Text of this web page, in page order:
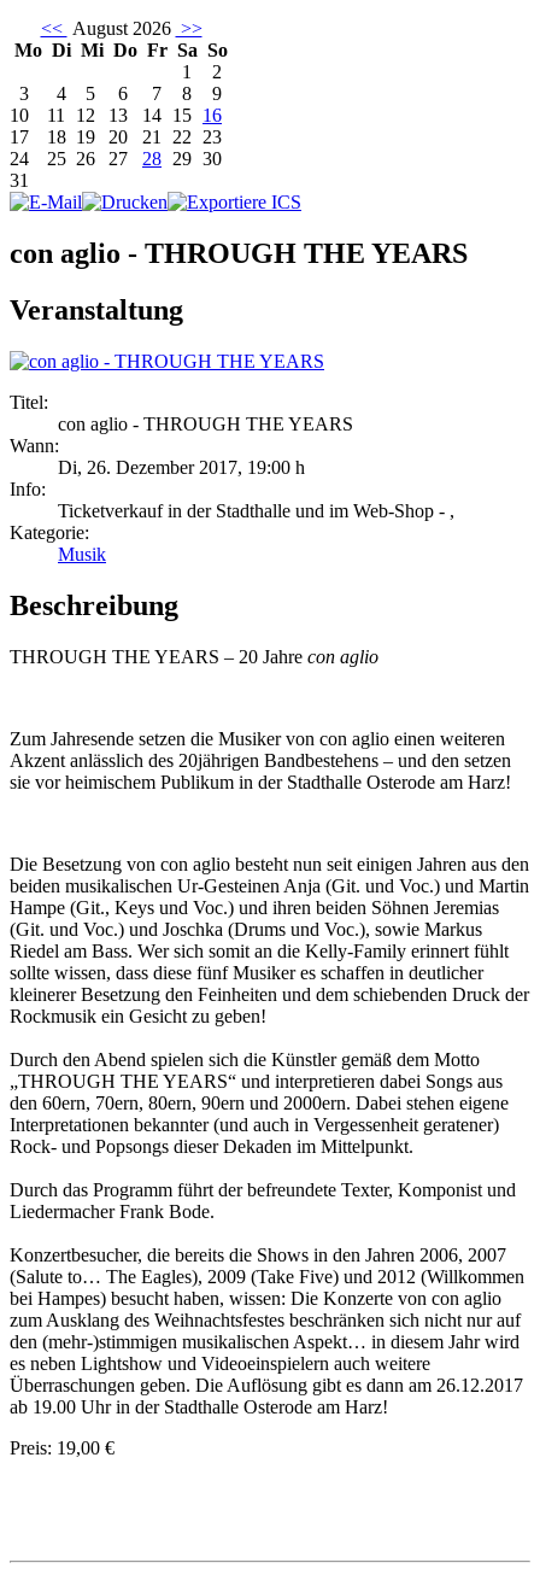
<< August 2026 >>
Mo Di Mi Do Fr Sa So
1
2
3
4 5 6 7 8
9
10
11 12 13 14 15 16
17
18 19 20 21 22 23
24
25 26 27 28 29 30
31
con aglio - THROUGH THE YEARS
Veranstaltung
Titel:
con aglio - THROUGH THE YEARS
Wann:
Di, 26. Dezember 2017, 19:00 h
Info:
Ticketverkauf in der Stadthalle und im Web-Shop - ,
Kategorie:
Musik
Beschreibung
THROUGH THE YEARS – 20 Jahre con aglio
Zum Jahresende setzen die Musiker von con aglio einen weiteren
Akzent anlässlich des 20jährigen Bandbestehens – und den setzen
sie vor heimischem Publikum in der Stadthalle Osterode am Harz!
Die Besetzung von con aglio besteht nun seit einigen Jahren aus den
beiden musikalischen Ur-Gesteinen Anja (Git. und Voc.) und Martin
Hampe (Git., Keys und Voc.) und ihren beiden Söhnen Jeremias
(Git. und Voc.) und Joschka (Drums und Voc.), sowie Markus
Riedel am Bass. Wer sich somit an die Kelly-Family erinnert fühlt
sollte wissen, dass diese fünf Musiker es schaffen in deutlicher
kleinerer Besetzung den Feinheiten und dem schiebenden Druck der
Rockmusik ein Gesicht zu geben!
Durch den Abend spielen sich die Künstler gemäß dem Motto
„THROUGH THE YEARS“ und interpretieren dabei Songs aus
den 60ern, 70ern, 80ern, 90ern und 2000ern. Dabei stehen eigene
Interpretationen bekannter (und auch in Vergessenheit geratener)
Rock- und Popsongs dieser Dekaden im Mittelpunkt.
Durch das Programm führt der befreundete Texter, Komponist und
Liedermacher Frank Bode.
Konzertbesucher, die bereits die Shows in den Jahren 2006, 2007
(Salute to… The Eagles), 2009 (Take Five) und 2012 (Willkommen
bei Hampes) besucht haben, wissen: Die Konzerte von con aglio
zum Ausklang des Weihnachtsfestes beschränken sich nicht nur auf
den (mehr-)stimmigen musikalischen Aspekt… in diesem Jahr wird
es neben Lightshow und Videoeinspielern auch weitere
Überraschungen geben. Die Auflösung gibt es dann am 26.12.2017
ab 19.00 Uhr in der Stadthalle Osterode am Harz!
Preis: 19,00 €